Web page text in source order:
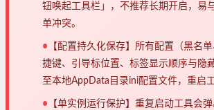
钮唤起工具栏」，不推荐长期开启，易
单冲突。
• 【配置持久化保存】所有配置（黑名
捷键、引导标位置、标签显示顺序与隐
至本地AppData目录ini配置文件，重启
• 【单实例运行保护】重复启动工具会